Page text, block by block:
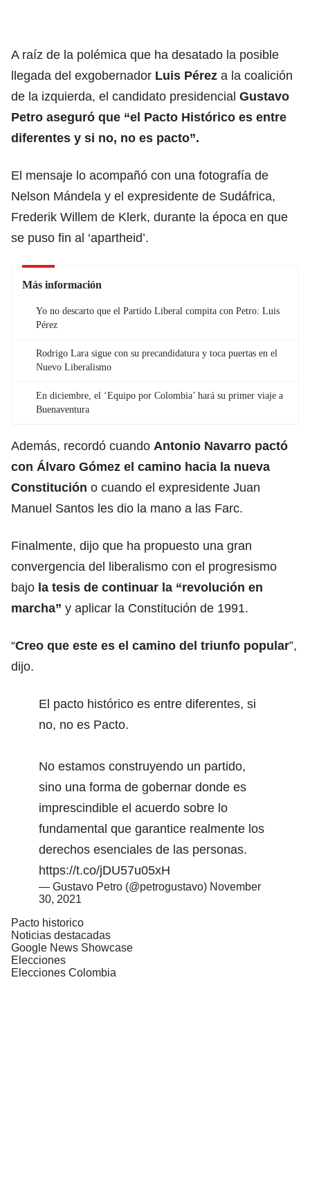
A raíz de la polémica que ha desatado la posible
llegada del exgobernador Luis Pérez a la coalición
de la izquierda, el candidato presidencial Gustavo
Petro aseguró que “el Pacto Histórico es entre
diferentes y si no, no es pacto”.
El mensaje lo acompañó con una fotografía de
Nelson Mándela y el expresidente de Sudáfrica,
Frederik Willem de Klerk, durante la época en que
se puso fin al ‘apartheid’.
Más información
Yo no descarto que el Partido Liberal compita con Petro: Luis
Pérez
Rodrigo Lara sigue con su precandidatura y toca puertas en el
Nuevo Liberalismo
En diciembre, el ‘Equipo por Colombia’ hará su primer viaje a
Buenaventura
Además, recordó cuando Antonio Navarro pactó
con Álvaro Gómez el camino hacia la nueva
Constitución o cuando el expresidente Juan
Manuel Santos les dio la mano a las Farc.
Finalmente, dijo que ha propuesto una gran
convergencia del liberalismo con el progresismo
bajo la tesis de continuar la “revolución en
marcha” y aplicar la Constitución de 1991.
“Creo que este es el camino del triunfo popular”,
dijo.
El pacto histórico es entre diferentes, si
no, no es Pacto.
No estamos construyendo un partido,
sino una forma de gobernar donde es
imprescindible el acuerdo sobre lo
fundamental que garantice realmente los
derechos esenciales de las personas.
https://t.co/jDU57u05xH
— Gustavo Petro (@petrogustavo) November
30, 2021
Pacto historico
Noticias destacadas
Google News Showcase
Elecciones
Elecciones Colombia